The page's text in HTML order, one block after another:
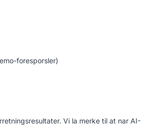
foresporsler)
Vi la merke til at nar AI-